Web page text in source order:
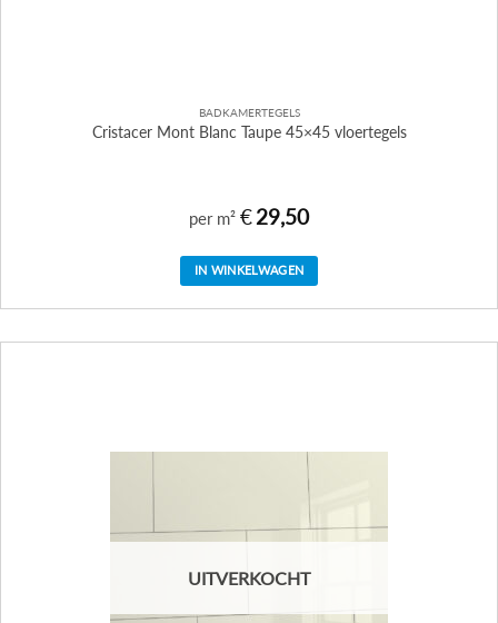
BADKAMERTEGELS
Cristacer Mont Blanc Taupe 45×45 vloertegels
per m² €29,50
IN WINKELWAGEN
UITVERKOCHT